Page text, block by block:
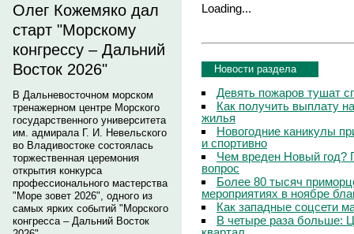
Олег Кожемяко дал
старт "Морскому
конгрессу – Дальний
Восток 2026"
В Дальневосточном морском
тренажерном центре Морского
государственного университета
им. адмирала Г. И. Невельского
во Владивостоке состоялась
торжественная церемония
открытия конкурса
профессионального мастерства
"Море зовет 2026", одного из
самых ярких событий "Морского
конгресса – Дальний Восток
Loading...
Новости раздела
Девять пожаров тушат
Как получить выплату
жилья
Новогодние каникулы
и спортивно
Чем вреден Новый год?
вопрос
Более 80 тысяч
мероприятиях в ноябре
Как западные соцсети
В четыре раза больше: